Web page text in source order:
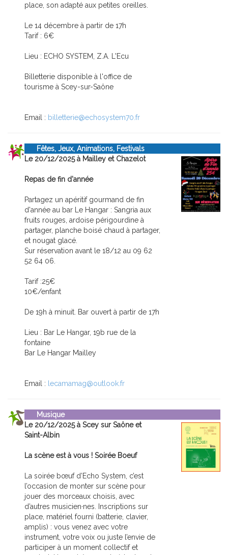
place, son adapté aux petites oreilles.
Le 14 décembre à partir de 17h
Tarif : 6€
Lieu : ECHO SYSTEM, Z.A. L'Ecu
Billetterie disponible à l'office de
tourisme à Scey-sur-Saône
Email : billetterie@echosystem70.fr
Fêtes, Jeux, Animations, Festivals
Le 20/12/2025 à Mailley et Chazelot
Repas de fin d'année
Partagez un apéritif gourmand de fin
d'année au bar Le Hangar : Sangria aux
fruits rouges, ardoise périgourdine à
partager, planche boisé chaud à partager,
et nougat glacé.
Sur réservation avant le 18/12 au 09 62
52 64 06.
Tarif :25€
10€/enfant
De 19h à minuit. Bar ouvert à partir de 17h
Lieu : Bar Le Hangar, 19b rue de la
fontaine
Bar Le Hangar Mailley
Email : lecamamag@outlook.fr
Musique
Le 20/12/2025 à Scey sur Saône et
Saint-Albin
La scène est à vous ! Soirée Boeuf
La soirée bœuf d’Echo System, c’est
l’occasion de monter sur scène pour
jouer des morceaux choisis, avec
d’autres musicien·nes. Inscriptions sur
place, matériel fourni (batterie, clavier,
amplis) : vous venez avec votre
instrument, votre voix ou juste l’envie de
participer à un moment collectif et